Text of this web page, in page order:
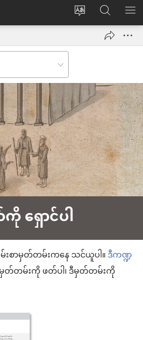
ဝ
ဘာသာစကား
ကို
ပြောင်း
ပါ
Log
in
အသစ်
ဖွ
င့်
နေ
ပါ
တယ်)
JW.ORG
ရှာ
ရှောင်ပါ
စာမှတ်တမ်းကနေ သင်ယူပါ။ဒီကဏ္ဍ
မှတ်တမ်းကို ဖတ်ပါ၊ ဒီမှတ်တမ်းကို